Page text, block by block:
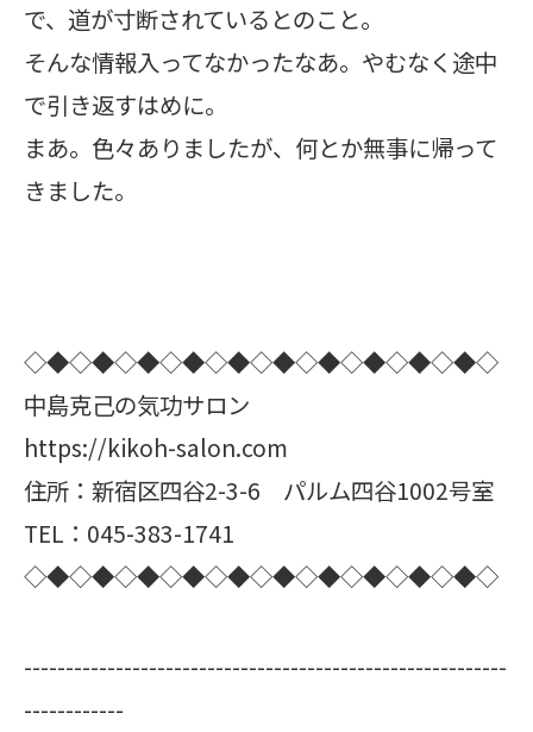
で、道が寸断されているとのこと。
そんな情報入ってなかったなあ。やむなく途中
で引き返すはめに。
まあ。色々ありましたが、何とか無事に帰って
きました。
◇◆◇◆◇◆◇◆◇◆◇◆◇◆◇◆◇◆◇◆◇
中島克己の気功サロン
https://kikoh-salon.com
住所：新宿区四谷2-3-6 パルム四谷1002号室
TEL：045-383-1741
◇◆◇◆◇◆◇◆◇◆◇◆◇◆◇◆◇◆◇◆◇
----------------------------------------------------------
------------